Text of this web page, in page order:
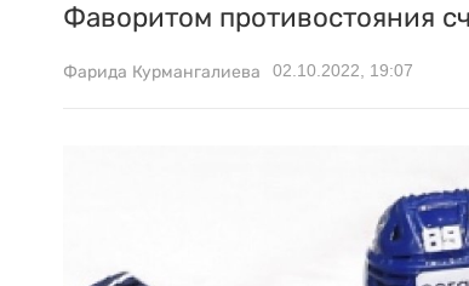
Фаворитом противостояния
Фарида Курмангалиева 02.10.2022, 19:07